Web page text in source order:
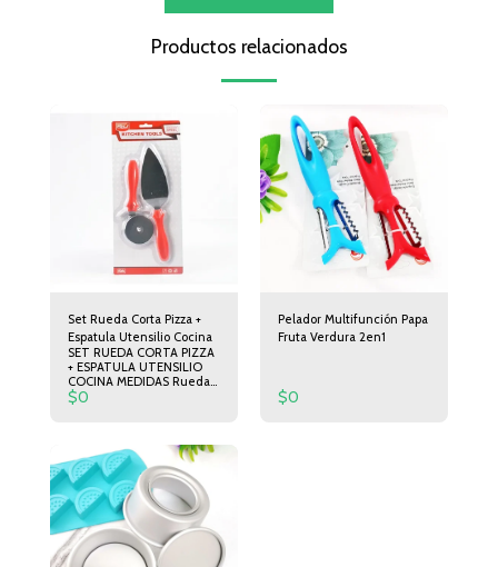
Productos relacionados
Set Rueda Corta Pizza +
Espatula Utensilio Cocina
SET RUEDA CORTA PIZZA
+ ESPATULA UTENSILIO
COCINA MEDIDAS Rueda
corta Pizza 19cm de largo
$0
Pelador Multifunción Papa
Fruta Verdura 2en1
$0